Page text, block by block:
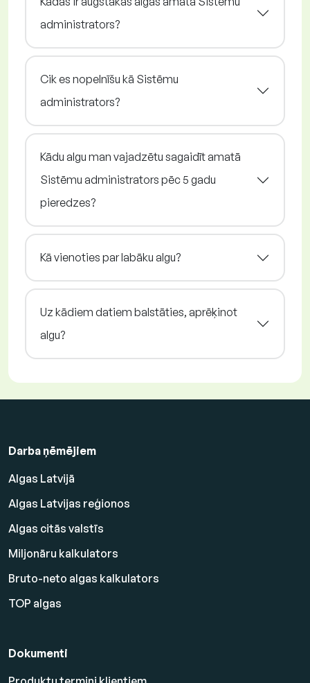
administrators?
Cik es nopelnīšu kā Sistēmu
administrators?
Kādu algu man vajadzētu sagaidīt amatā
Sistēmu administrators pēc 5 gadu
pieredzes?
Kā vienoties par labāku algu?
Uz kādiem datiem balstāties, aprēķinot
algu?
Darba ņēmējiem
Algas Latvijā
Algas Latvijas reģionos
Algas citās valstīs
Miljonāru kalkulators
Bruto-neto algas kalkulators
TOP algas
Dokumenti